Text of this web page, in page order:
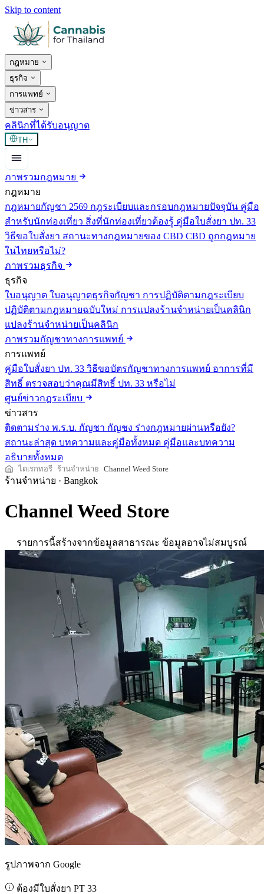
Skip to content
กฎหมาย
ธุรกิจ
การแพทย์
ข่าวสาร
คลินิกที่ได้รับอนุญาต
TH
ภาพรวมกฎหมาย
กฎหมาย
กฎหมายกัญชา 2569 กฎระเบียบและกรอบกฎหมายปัจจุบัน คู่มือ
สำหรับนักท่องเที่ยว สิ่งที่นักท่องเที่ยวต้องรู้ คู่มือใบสั่งยา ปท. 33
วิธีขอใบสั่งยา สถานะทางกฎหมายของ CBD CBD ถูกกฎหมาย
ในไทยหรือไม่?
ภาพรวมธุรกิจ
ธุรกิจ
ใบอนุญาต ใบอนุญาตธุรกิจกัญชา การปฏิบัติตามกฎระเบียบ
ปฏิบัติตามกฎหมายฉบับใหม่ การแปลงร้านจำหน่ายเป็นคลินิก
แปลงร้านจำหน่ายเป็นคลินิก
ภาพรวมกัญชาทางการแพทย์
การแพทย์
คู่มือใบสั่งยา ปท. 33 วิธีขอบัตรกัญชาทางการแพทย์ อาการที่มี
สิทธิ์ ตรวจสอบว่าคุณมีสิทธิ์ ปท. 33 หรือไม่
ศูนย์ข่าวกฎระเบียบ
ข่าวสาร
ติดตามร่าง พ.ร.บ. กัญชา กัญชง ร่างกฎหมายผ่านหรือยัง?
สถานะล่าสุด บทความและคู่มือทั้งหมด คู่มือและบทความ
อธิบายทั้งหมด
ไดเรกทอรี ร้านจำหน่าย Channel Weed Store
ร้านจำหน่าย · Bangkok
Channel Weed Store
รายการนี้สร้างจากข้อมูลสาธารณะ ข้อมูลอาจไม่สมบูรณ์
รูปภาพจาก Google
ต้องมีใบสั่งยา PT 33